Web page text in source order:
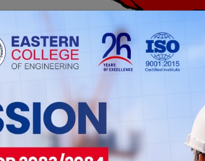
मंगलबार भएको खेलमा रमपम झापा
गरेको छ । जित संगै झापा ११